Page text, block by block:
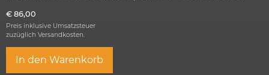
€ 86,00
Preis inklusive Umsatzsteuer
zuzüglich Versandkosten.
In den Warenkorb